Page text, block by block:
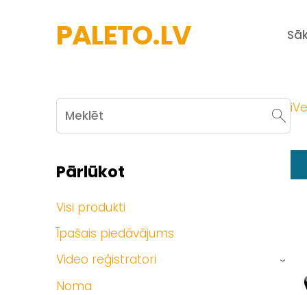
PALETO.LV
Pārlūkot
Visi produkti
Īpašais piedāvājums
Video reģistratori
›
Noma